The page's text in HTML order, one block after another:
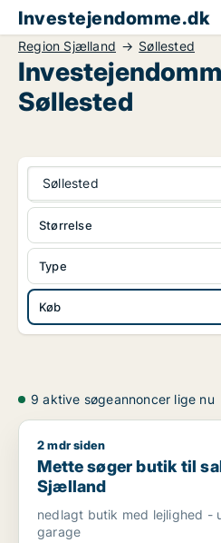
Investejendomme.dk
Region Sjælland Søllested
Søllested
Søllested
Type
Køb
Størrelse
9 aktive søgeannoncer lige nu
Mette søger butik til salg i
2 mdr siden
Mette søger butik til
Sjælland
nedlagt butik med lejlighed -
garage